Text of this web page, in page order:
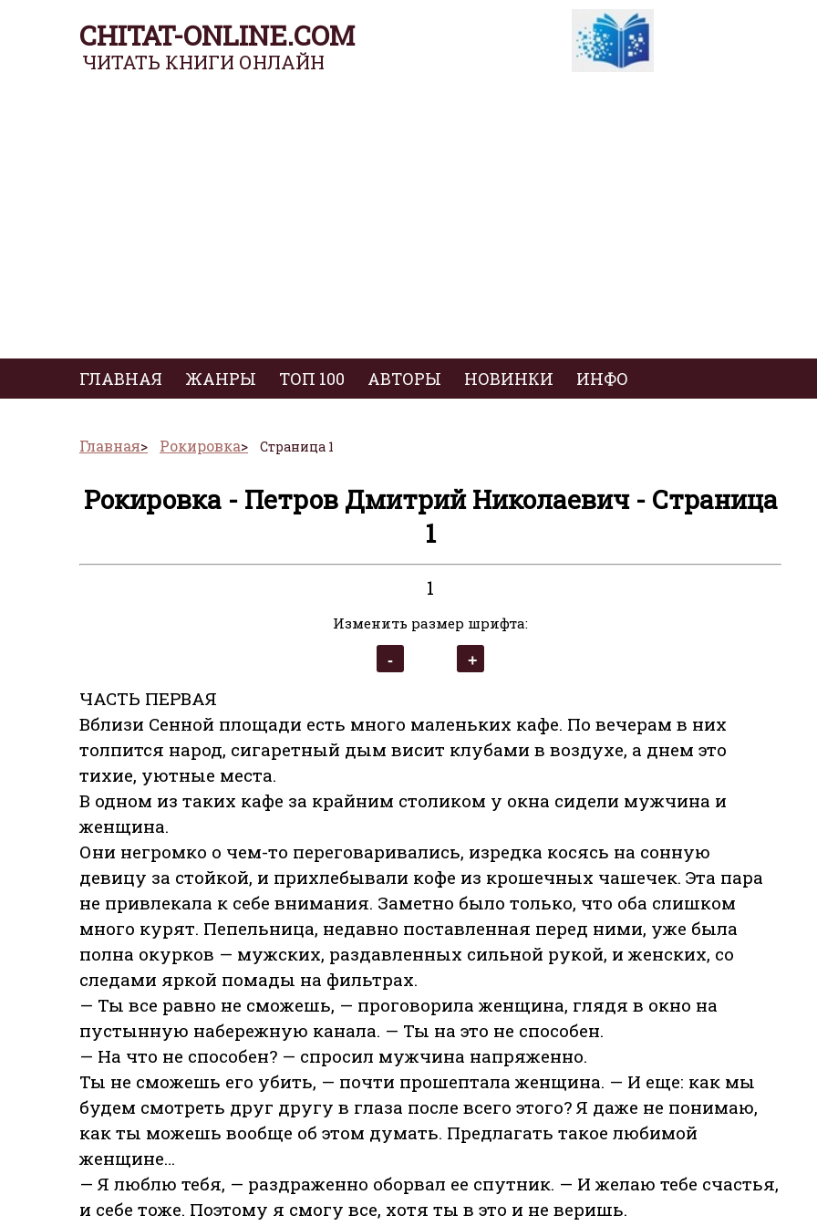
CHITAT-ONLINE.COM
ЧИТАТЬ КНИГИ ОНЛАЙН
ГЛАВНАЯ ЖАНРЫ ТОП 100 АВТОРЫ НОВИНКИ ИНФО
Главная Рокировка Страница 1
Рокировка - Петров Дмитрий Николаевич - Страница
1
1
Изменить размер шрифта:
ЧАСТЬ ПЕРВАЯ
Вблизи Сенной площади есть много маленьких кафе. По вечерам в них
толпится народ, сигаретный дым висит клубами в воздухе, а днем это
тихие, уютные места.
В одном из таких кафе за крайним столиком у окна сидели мужчина и
женщина.
Они негромко о чем-то переговаривались, изредка косясь на сонную
девицу за стойкой, и прихлебывали кофе из крошечных чашечек. Эта пара
не привлекала к себе внимания. Заметно было только, что оба слишком
много курят. Пепельница, недавно поставленная перед ними, уже была
полна окурков — мужских, раздавленных сильной рукой, и женских, со
следами яркой помады на фильтрах.
— Ты все равно не сможешь, — проговорила женщина, глядя в окно на
пустынную набережную канала. — Ты на это не способен.
— На что не способен? — спросил мужчина напряженно.
Ты не сможешь его убить, — почти прошептала женщина. — И еще: как мы
будем смотреть друг другу в глаза после всего этого? Я даже не понимаю,
как ты можешь вообще об этом думать. Предлагать такое любимой
женщине…
— Я люблю тебя, — раздраженно оборвал ее спутник. — И желаю тебе счастья,
и себе тоже. Поэтому я смогу все, хотя ты в это и не веришь.